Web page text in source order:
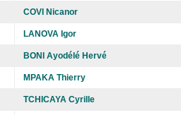
COVI Nicanor
LANOVA Igor
BONI Ayodélé Hervé
MPAKA Thierry
TCHICAYA Cyrille